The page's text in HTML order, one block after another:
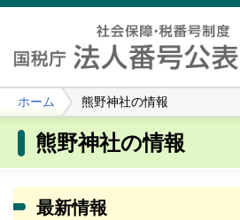
ホーム 熊野神社の情報
熊野神社の情報
最新情報